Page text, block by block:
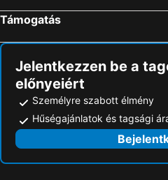
Támogatás
Jelentkezzen be a
előnyeiért
Személyre szabott élmény
Hűségajánlatok és tagsági